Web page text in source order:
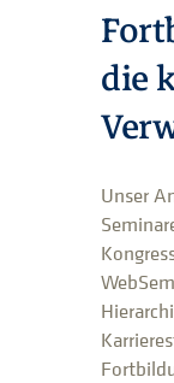
die
Unser